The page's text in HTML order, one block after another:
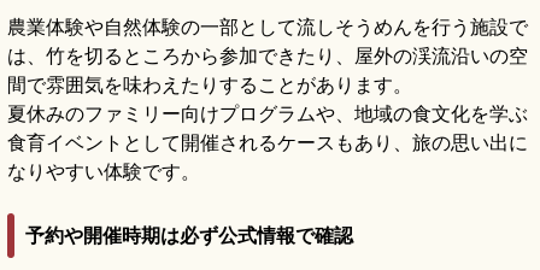
農業体験や自然体験の一部として流しそうめんを行う施設で
は、竹を切るところから参加できたり、屋外の渓流沿いの空
間で雰囲気を味わえたりすることがあります。
夏休みのファミリー向けプログラムや、地域の食文化を学ぶ
食育イベントとして開催されるケースもあり、旅の思い出に
なりやすい体験です。
予約や開催時期は必ず公式情報で確認